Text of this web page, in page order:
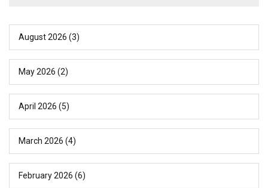
August 2026 (3)
May 2026 (2)
April 2026 (5)
March 2026 (4)
February 2026 (6)